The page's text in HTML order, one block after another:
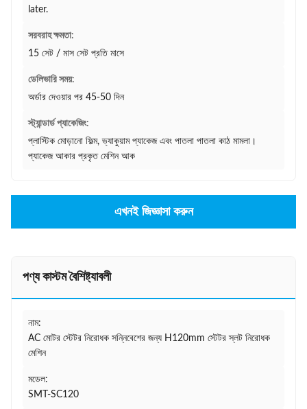
later.
সরবরাহ ক্ষমতা:
15 সেট / মাস সেট প্রতি মাসে
ডেলিভারি সময়:
অর্ডার দেওয়ার পর 45-50 দিন
স্ট্যান্ডার্ড প্যাকেজিং:
প্লাস্টিক মোড়ানো ফিল্ম, ভ্যাকুয়াম প্যাকেজ এবং পাতলা পাতলা কাঠ মামলা।
প্যাকেজ আকার প্রকৃত মেশিন আক
এখনই জিজ্ঞাসা করুন
পণ্য কাস্টম বৈশিষ্ট্যাবলী
নাম:
AC মোটর স্টেটর নিরোধক সন্নিবেশের জন্য H120mm স্টেটর স্লট নিরোধক
মেশিন
মডেল:
SMT-SC120